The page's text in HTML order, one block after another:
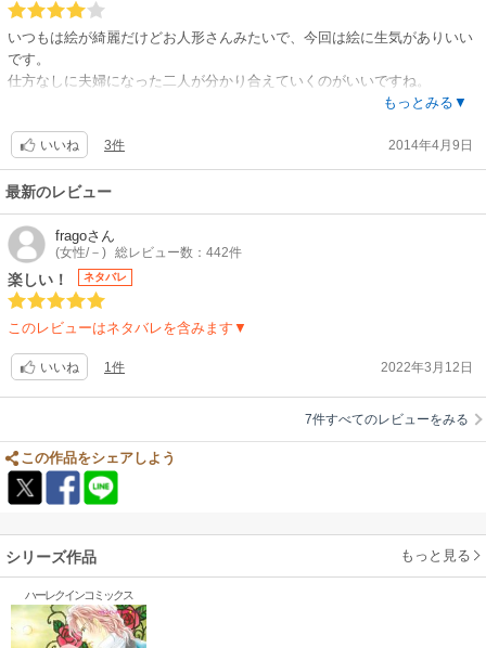
いつもは絵が綺麗だけどお人形さんみたいで、今回は絵に生気がありいい
です。
仕方なしに夫婦になった二人が分かり合えていくのがいいですね。
もっとみる▼
いいね 3件 2014年4月9日
最新のレビュー
fragoさん
(女性/－) 総レビュー数：442件
楽しい！ ネタバレ
このレビューはネタバレを含みます▼
いいね 1件 2022年3月12日
7件すべてのレビューをみる
この作品をシェアしよう
シリーズ作品 もっと見る
ハーレクインコミックス